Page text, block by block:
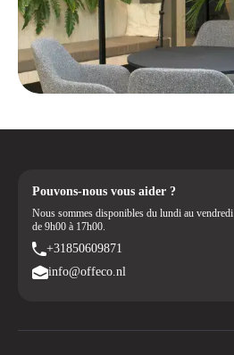
Pouvons-nous vous aider ?
Nous sommes disponibles du lundi au vendredi
de 9h00 à 17h00.
+31850609871
info@offeco.nl